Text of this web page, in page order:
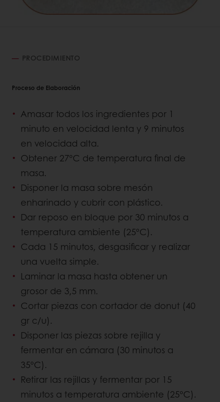
PROCEDIMIENTO
Proceso de Elaboración
Amasar todos los ingredientes por 1
minuto en velocidad lenta y 9 minutos
en velocidad alta.
Obtener 27ºC de temperatura final de
masa.
Disponer la masa sobre mesón
enharinado y cubrir con plástico.
Dar reposo en bloque por 30 minutos a
temperatura ambiente (25ºC).
Cada 15 minutos, desgasificar y realizar
una vuelta simple.
Laminar la masa hasta obtener un
grosor de 3,5 mm.
Cortar piezas con cortador de donut (40
gr c/u).
Disponer las piezas sobre rejilla y
fermentar en cámara (30 minutos a
35ºC).
Retirar las rejillas y fermentar por 15
minutos a temperatura ambiente (25ºC).